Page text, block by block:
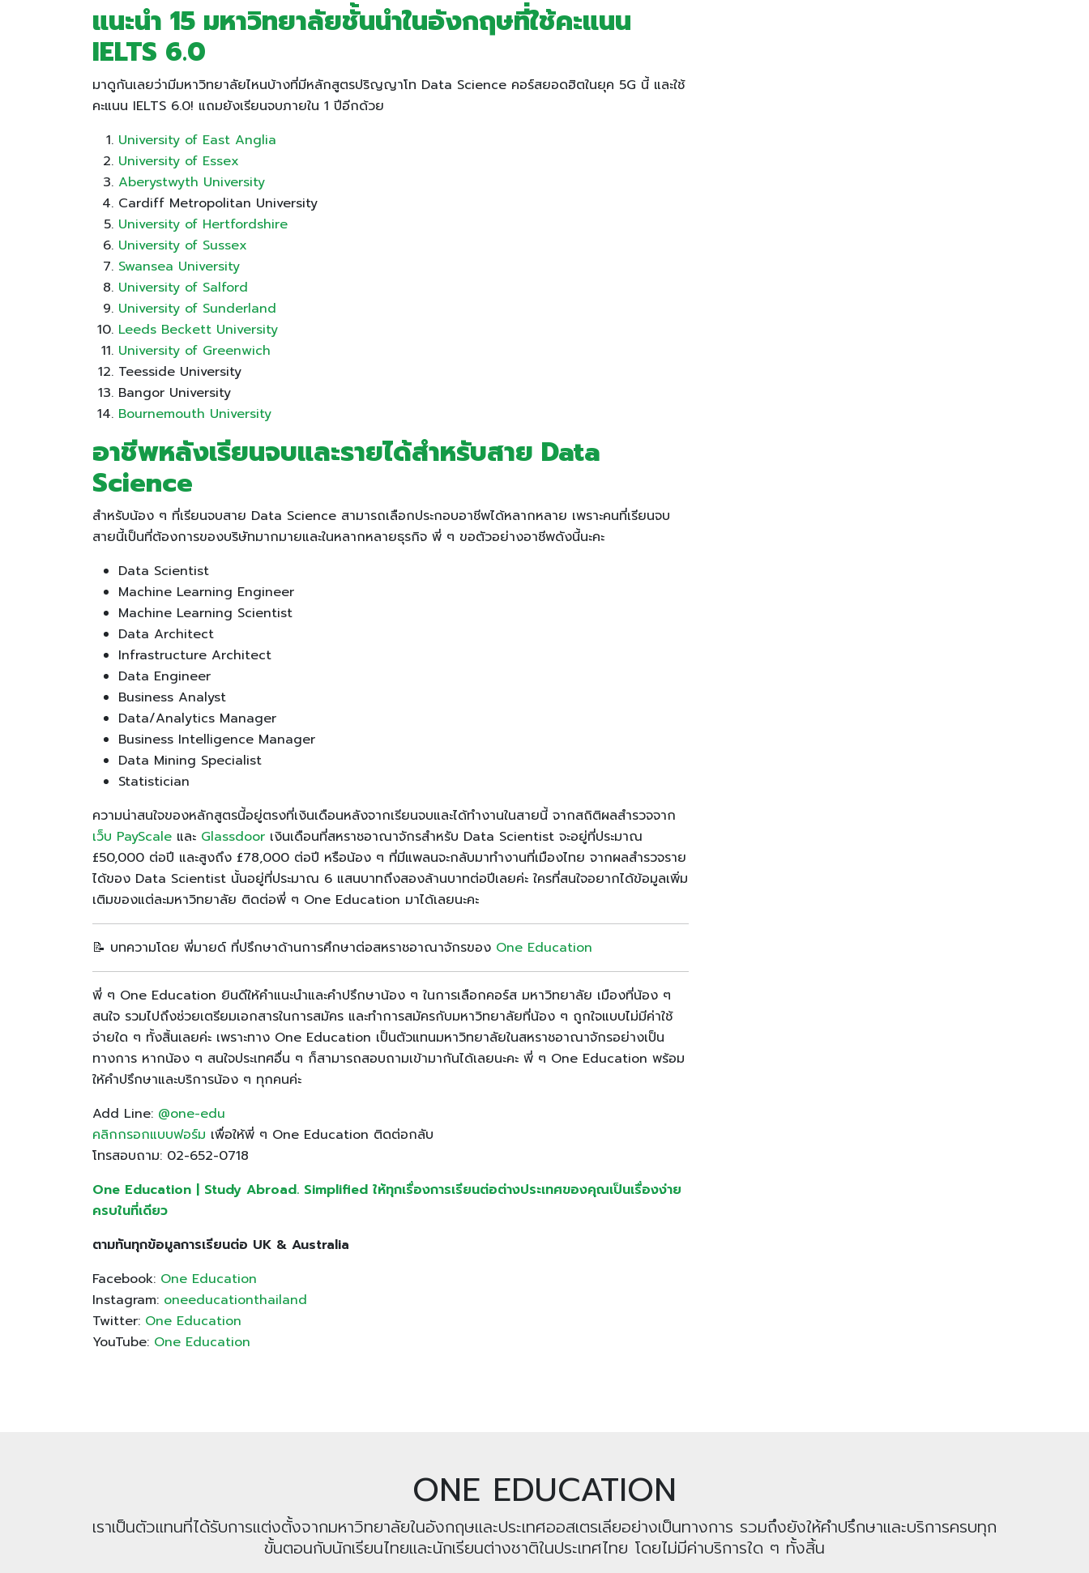
แนะนำ 15 มหาวิทยาลัยชั้นนำในอังกฤษที่ใช้คะแนน
IELTS 6.0
มาดูกันเลยว่ามีมหาวิทยาลัยไหนบ้างที่มีหลักสูตรปริญญาโท Data Science คอร์สยอดฮิตในยุค 5G นี้ และใช้
คะแนน IELTS 6.0! แถมยังเรียนจบภายใน 1 ปีอีกด้วย
University of East Anglia
University of Essex
Aberystwyth University
Cardiff Metropolitan University
University of Hertfordshire
University of Sussex
Swansea University
University of Salford
University of Sunderland
Leeds Beckett University
University of Greenwich
Teesside University
Bangor University
Bournemouth University
อาชีพหลังเรียนจบและรายได้สำหรับสาย Data
Science
สำหรับน้อง ๆ ที่เรียนจบสาย Data Science สามารถเลือกประกอบอาชีพได้หลากหลาย เพราะคนที่เรียนจบ
สายนี้เป็นที่ต้องการของบริษัทมากมายและในหลากหลายธุรกิจ พี่ ๆ ขอตัวอย่างอาชีพดังนี้นะคะ
Data Scientist
Machine Learning Engineer
Machine Learning Scientist
Data Architect
Infrastructure Architect
Data Engineer
Business Analyst
Data/Analytics Manager
Business Intelligence Manager
Data Mining Specialist
Statistician
ความน่าสนใจของหลักสูตรนี้อยู่ตรงที่เงินเดือนหลังจากเรียนจบและได้ทำงานในสายนี้ จากสถิติผลสำรวจจาก
เว็บ PayScale และ Glassdoor เงินเดือนที่สหราชอาณาจักรสำหรับ Data Scientist จะอยู่ที่ประมาณ
£50,000 ต่อปี และสูงถึง £78,000 ต่อปี หรือน้อง ๆ ที่มีแพลนจะกลับมาทำงานที่เมืองไทย จากผลสำรวจราย
ได้ของ Data Scientist นั้นอยู่ที่ประมาณ 6 แสนบาทถึงสองล้านบาทต่อปีเลยค่ะ ใครที่สนใจอยากได้ข้อมูลเพิ่ม
เติมของแต่ละมหาวิทยาลัย ติดต่อพี่ ๆ One Education มาได้เลยนะคะ
📝 บทความโดย พี่มายด์ ที่ปรึกษาด้านการศึกษาต่อสหราชอาณาจักรของ One Education
พี่ ๆ One Education ยินดีให้คำแนะนำและคำปรึกษาน้อง ๆ ในการเลือกคอร์ส มหาวิทยาลัย เมืองที่น้อง ๆ
สนใจ รวมไปถึงช่วยเตรียมเอกสารในการสมัคร และทำการสมัครกับมหาวิทยาลัยที่น้อง ๆ ถูกใจแบบไม่มีค่าใช้
จ่ายใด ๆ ทั้งสิ้นเลยค่ะ เพราะทาง One Education เป็นตัวแทนมหาวิทยาลัยในสหราชอาณาจักรอย่างเป็น
ทางการ หากน้อง ๆ สนใจประเทศอื่น ๆ ก็สามารถสอบถามเข้ามากันได้เลยนะคะ พี่ ๆ One Education พร้อม
ให้คำปรึกษาและบริการน้อง ๆ ทุกคนค่ะ
Add Line: @one-edu
คลิกกรอกแบบฟอร์ม เพื่อให้พี่ ๆ One Education ติดต่อกลับ
โทรสอบถาม: 02-652-0718
One Education | Study Abroad. Simplified ให้ทุกเรื่องการเรียนต่อต่างประเทศของคุณเป็นเรื่องง่าย
ครบในที่เดียว
ตามทันทุกข้อมูลการเรียนต่อ UK & Australia
Facebook: One Education
Instagram: oneeducationthailand
Twitter: One Education
YouTube: One Education
ONE EDUCATION
เราเป็นตัวแทนที่ได้รับการแต่งตั้งจากมหาวิทยาลัยในอังกฤษและประเทศออสเตรเลียอย่างเป็นทางการ รวมถึงยังให้คำปรึกษาและบริการครบทุก
ขั้นตอนกับนักเรียนไทยและนักเรียนต่างชาติในประเทศไทย โดยไม่มีค่าบริการใด ๆ ทั้งสิ้น